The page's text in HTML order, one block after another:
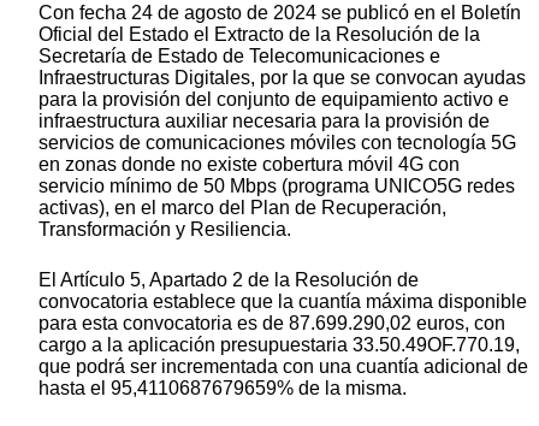
Con fecha 24 de agosto de 2024 se publicó en el Boletín
Oficial del Estado el Extracto de la Resolución de la
Secretaría de Estado de Telecomunicaciones e
Infraestructuras Digitales, por la que se convocan ayudas
para la provisión del conjunto de equipamiento activo e
infraestructura auxiliar necesaria para la provisión de
servicios de comunicaciones móviles con tecnología 5G
en zonas donde no existe cobertura móvil 4G con
servicio mínimo de 50 Mbps (programa UNICO5G redes
activas), en el marco del Plan de Recuperación,
Transformación y Resiliencia.
El Artículo 5, Apartado 2 de la Resolución de
convocatoria establece que la cuantía máxima disponible
para esta convocatoria es de 87.699.290,02 euros, con
cargo a la aplicación presupuestaria 33.50.49OF.770.19,
que podrá ser incrementada con una cuantía adicional de
hasta el 95,4110687679659% de la misma.